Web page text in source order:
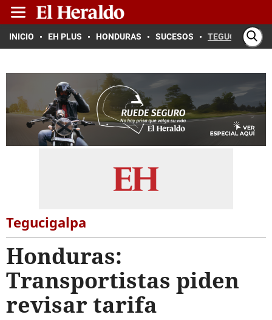
INICIO EH PLUS HONDURAS SUCESOS TEGUCIGALPA
Tegucigalpa
Honduras:
Transportistas piden
revisar tarifa